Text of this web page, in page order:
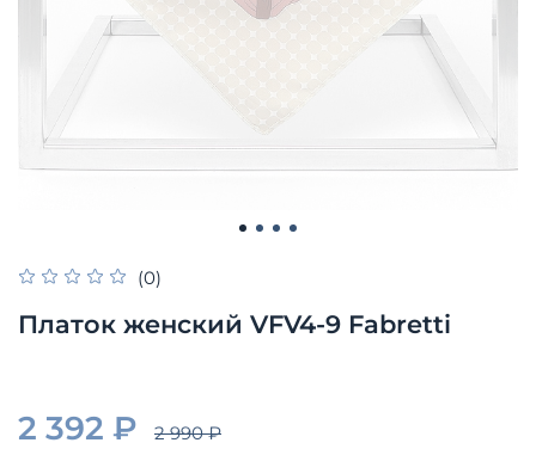
(0)
Платок женский VFV4-9 Fabretti
2 392 ₽ 2 990 ₽